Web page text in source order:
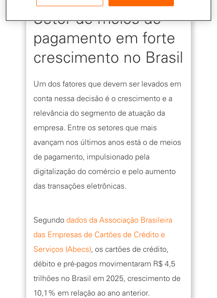
Setor de meios de
pagamento em forte
crescimento no Brasil
Um dos fatores que devem ser levados em
conta nessa decisão é o crescimento e a
relevância do segmento de atuação da
empresa. Entre os setores que mais
avançam nos últimos anos está o de meios
de pagamento, impulsionado pela
digitalização do comércio e pelo aumento
das transações eletrônicas.
Segundo dados da Associação Brasileira
das Empresas de Cartões de Crédito e
Serviços (Abecs), os cartões de crédito,
débito e pré-pagos movimentaram R$ 4,5
trilhões no Brasil em 2025, crescimento de
10,1% em relação ao ano anterior.